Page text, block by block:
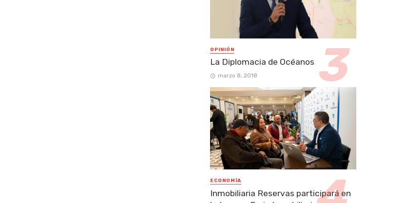
OPINIÓN
La Diplomacia de Océanos
marzo 8, 2018
ECONOMÍA
Inmobiliaria Reservas participará en